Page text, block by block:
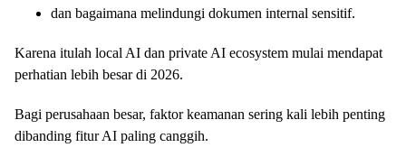
dan bagaimana melindungi dokumen internal sensitif.
Karena itulah local AI dan private AI ecosystem mulai mendapat
perhatian lebih besar di 2026.
Bagi perusahaan besar, faktor keamanan sering kali lebih penting
dibanding fitur AI paling canggih.